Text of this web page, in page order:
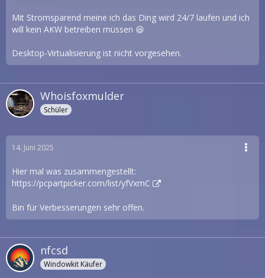
Mit Stromsparend meine ich das Ding wird 24/7 laufen und ich
will kein AKW betreiben müssen 😆
Desktop-Virtualisierung ist nicht vorgesehen.
Whoisfoxmulder
Schüler
14. Juni 2025
Hier mal was zusammengestellt:
https://pcpartpicker.com/list/yfVxmC
Bin für Verbesserungen sehr offen.
nfcsd
Windowkit Käufer